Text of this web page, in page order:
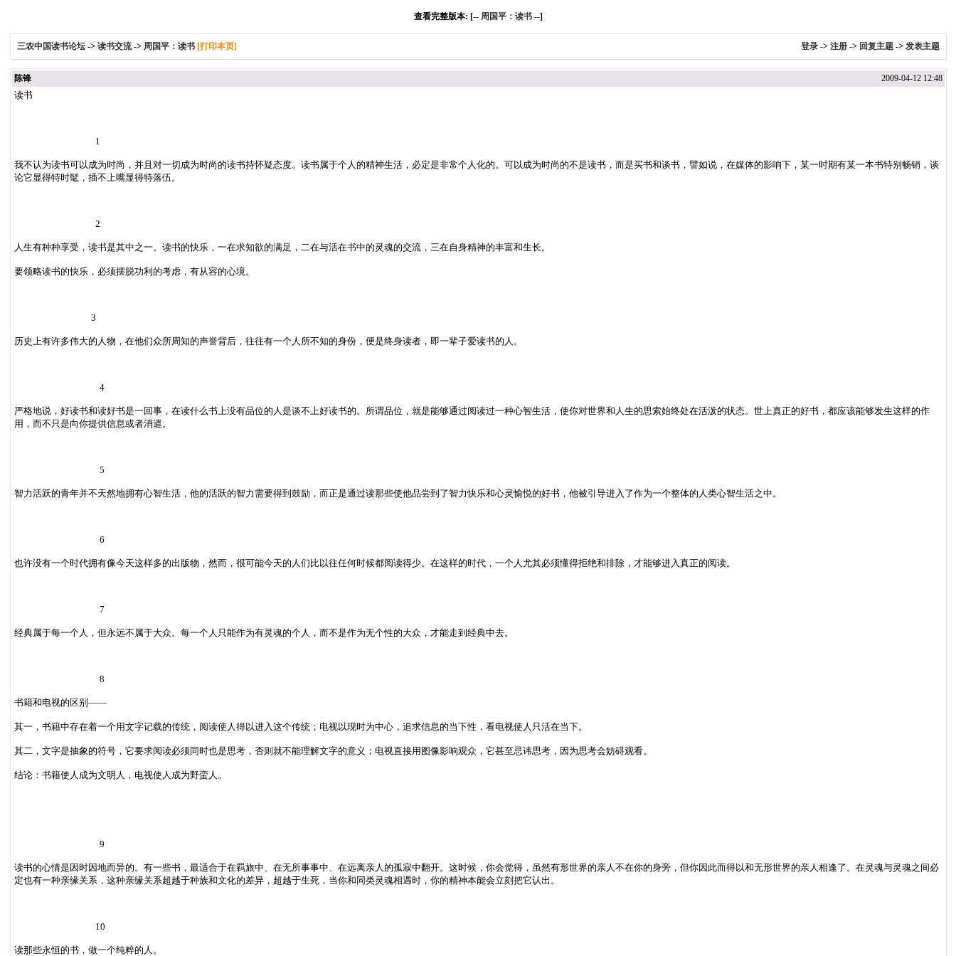
查看完整版本: [-- 周国平：读书--]
三农中国读书论坛 -> 读书交流-> 周国平：读书 [打印本页] 登录-> 注册-> 回复主题-> 发表主题
陈锋 2009-04-12 12:48
读书
1
我不认为读书可以成为时尚，并且对一切成为时尚的读书持怀疑态度。读书属于个人的精神生活，必定是非常个人化的。可以成为时尚的不是读书，而是买书和谈书，譬如说，在媒体的影响下，某一时期有某一本书特别畅销，谈
论它显得特时髦，插不上嘴显得特落伍。
2
人生有种种享受，读书是其中之一。读书的快乐，一在求知欲的满足，二在与活在书中的灵魂的交流，三在自身精神的丰富和生长。
要领略读书的快乐，必须摆脱功利的考虑，有从容的心境。
3
历史上有许多伟大的人物，在他们众所周知的声誉背后，往往有一个人所不知的身份，便是终身读者，即一辈子爱读书的人。
4
严格地说，好读书和读好书是一回事，在读什么书上没有品位的人是谈不上好读书的。所谓品位，就是能够通过阅读过一种心智生活，使你对世界和人生的思索始终处在活泼的状态。世上真正的好书，都应该能够发生这样的作
用，而不只是向你提供信息或者消遣。
5
智力活跃的青年并不天然地拥有心智生活，他的活跃的智力需要得到鼓励，而正是通过读那些使他品尝到了智力快乐和心灵愉悦的好书，他被引导进入了作为一个整体的人类心智生活之中。
6
也许没有一个时代拥有像今天这样多的出版物，然而，很可能今天的人们比以往任何时候都阅读得少。在这样的时代，一个人尤其必须懂得拒绝和排除，才能够进入真正的阅读。
7
经典属于每一个人，但永远不属于大众。每一个人只能作为有灵魂的个人，而不是作为无个性的大众，才能走到经典中去。
8
书籍和电视的区别——
其一，书籍中存在着一个用文字记载的传统，阅读使人得以进入这个传统；电视以现时为中心，追求信息的当下性，看电视使人只活在当下。
其二，文字是抽象的符号，它要求阅读必须同时也是思考，否则就不能理解文字的意义；电视直接用图像影响观众，它甚至忌讳思考，因为思考会妨碍观看。
结论：书籍使人成为文明人，电视使人成为野蛮人。
9
读书的心情是因时因地而异的。有一些书，最适合于在羁旅中、在无所事事中、在远离亲人的孤寂中翻开。这时候，你会觉得，虽然有形世界的亲人不在你的身旁，但你因此而得以和无形世界的亲人相逢了。在灵魂与灵魂之间必
定也有一种亲缘关系，这种亲缘关系超越于种族和文化的差异，超越于生死，当你和同类灵魂相遇时，你的精神本能会立刻把它认出。
10
读那些永恒的书，做一个纯粹的人。